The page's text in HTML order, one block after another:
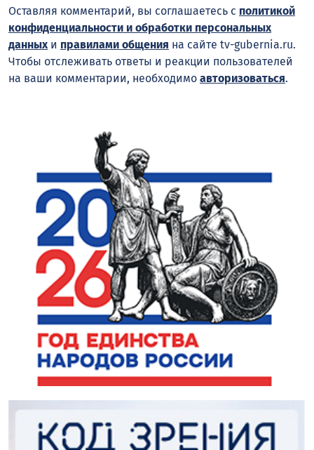
Оставляя комментарий, вы соглашаетесь с политикой
конфиденциальности и обработки персональных
данныхи правилами общения на сайте tv-gubernia.ru.
Чтобы отслеживать ответы и реакции пользователей
на ваши комментарии, необходимо авторизоваться.